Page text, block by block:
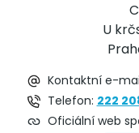
U
Kontaktní e-
Telefon: 222
Oficiální web